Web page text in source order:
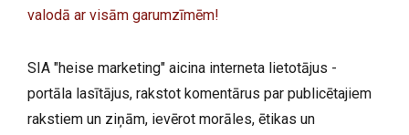
valodā ar visām garumzīmēm!
SIA "heise marketing" aicina interneta lietotājus -
portāla lasītājus, rakstot komentārus par publicētajiem
rakstiem un ziņām, ievērot morāles, ētikas un